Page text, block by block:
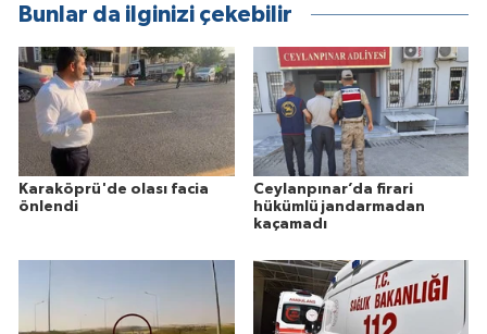
Bunlar da ilginizi çekebilir
Karaköprü'de olası facia
önlendi
Ceylanpınar’da firari
hükümlü jandarmadan
kaçamadı